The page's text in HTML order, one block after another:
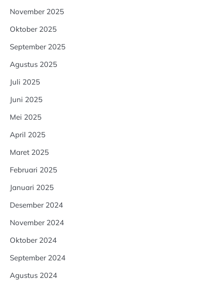
November 2025
Oktober 2025
September 2025
Agustus 2025
Juli 2025
Juni 2025
Mei 2025
April 2025
Maret 2025
Februari 2025
Januari 2025
Desember 2024
November 2024
Oktober 2024
September 2024
Agustus 2024